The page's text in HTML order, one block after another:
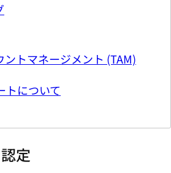
トマネージメント (TAM)
トについて
定